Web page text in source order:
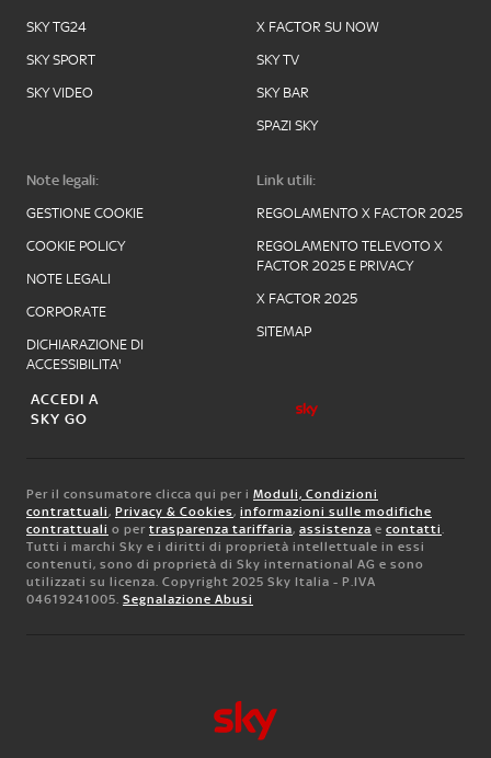
SKY TG24
SKY SPORT
SKY VIDEO
X FACTOR SU NOW
SKY TV
SKY BAR
SPAZI SKY
Note legali:
GESTIONE COOKIE
COOKIE POLICY
NOTE LEGALI
CORPORATE
DICHIARAZIONE DI
ACCESSIBILITA'
Link utili:
REGOLAMENTO X FACTOR 2025
REGOLAMENTO TELEVOTO X
FACTOR 2025 E PRIVACY
X FACTOR 2025
SITEMAP
ACCEDI A
SKY GO
Per il consumatore clicca qui per i Moduli, Condizioni
contrattuali, Privacy & Cookies, informazioni sulle modifiche
contrattuali o per trasparenza tariffaria, assistenza e contatti.
Tutti i marchi Sky e i diritti di proprietà intellettuale in essi
contenuti, sono di proprietà di Sky international AG e sono
utilizzati su licenza. Copyright 2025 Sky Italia - P.IVA
04619241005. Segnalazione Abusi